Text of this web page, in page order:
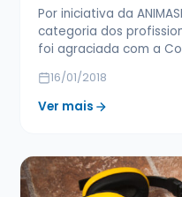
Por iniciativa da
categoria dos
foi agraciada com a
16/01/2018
Ver mais